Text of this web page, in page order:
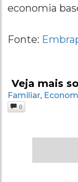
economia
Fonte:
Veja mais
Familiar,
0